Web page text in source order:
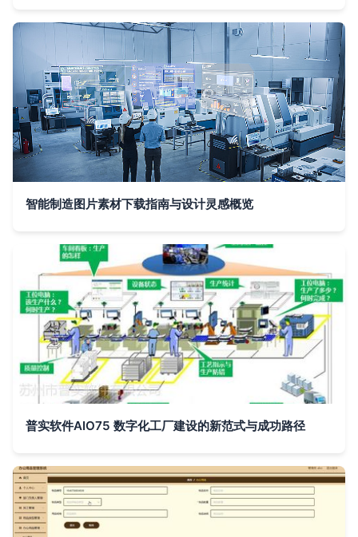
智能制造图片素材下载指南与设计灵感概览
普实软件AIO75 数字化工厂建设的新范式与成功路径